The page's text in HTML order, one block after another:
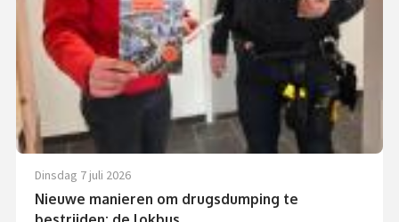
dinsdag 7 juli 2026
Nieuwe manieren om drugsdumping te